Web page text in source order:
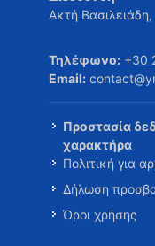
Ακτή
Τηλέφωνο: +30
Email:
Προστασία
χαρακτήρα
Πολιτική για
Δήλωση
Όροι χρήσης